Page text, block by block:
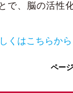
で、脳の活性
くはこちらから
ペー